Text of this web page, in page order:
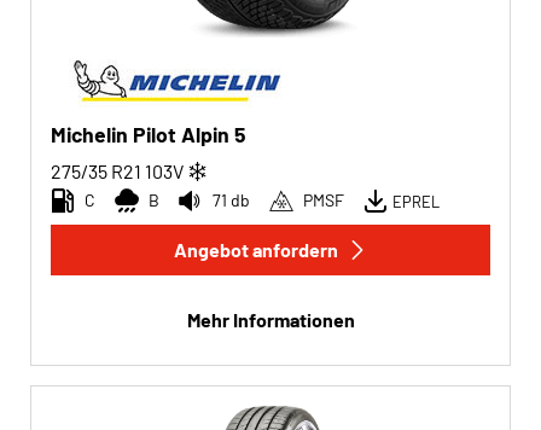
Michelin Pilot Alpin 5
275/35 R21 103V
C B 71 db PMSF EPREL
Angebot anfordern
Mehr Informationen